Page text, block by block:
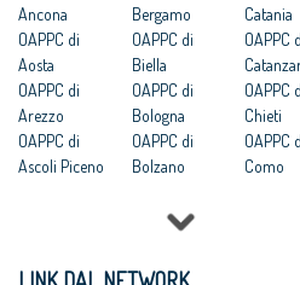
Ancona
OAPPC di
Aosta
OAPPC di
Arezzo
OAPPC di
Ascoli Piceno
OAPPC di Bari
Bergamo
OAPPC di
Biella
OAPPC di
Bologna
OAPPC di
Bolzano
Brescia
Brindisi
Catania
OAPPC
OAPPC
Chieti
OAPPC
Como
LINK DAL NETWORK